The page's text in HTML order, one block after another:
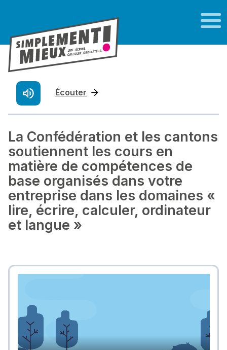
Écouter
La Confédération et les cantons
soutiennent les cours en
matière de compétences de
base organisés dans votre
entreprise dans les domaines «
lire, écrire, calculer, ordinateur
et langue »